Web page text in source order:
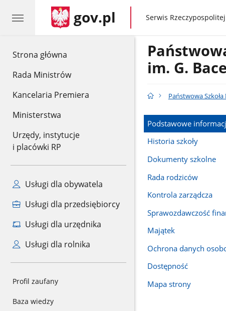
Strona główna
Rada Ministrów
Kancelaria Premiera
Ministerstwa
Urzędy, instytucje
i placówki RP
Usługi dla obywatela
Usługi dla przedsiębiorcy
Usługi dla urzędnika
Usługi dla rolnika
Profil zaufany
Baza wiedzy
gov.pl gov.pl
Serwis
im. G.
Państwowa
Podstawowe
Historia szkoły
Dokumenty szkolne
Rada rodziców
Kontrola zarządcza
Sprawozdawczość
Majątek
Ochrona danych
Dostępność
Mapa strony